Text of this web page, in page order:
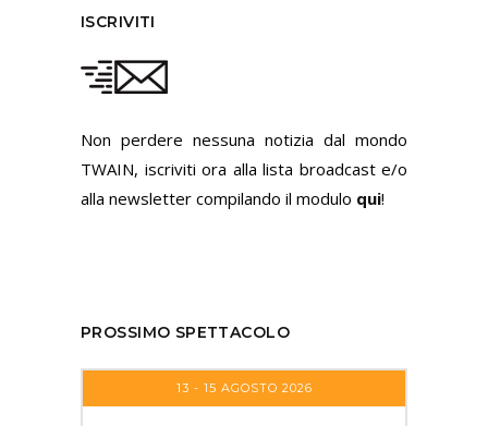
ISCRIVITI
Non perdere nessuna notizia dal mondo
TWAIN, iscriviti ora alla lista broadcast e/o
alla newsletter compilando il modulo qui!
PROSSIMO SPETTACOLO
13 - 15 AGOSTO 2026